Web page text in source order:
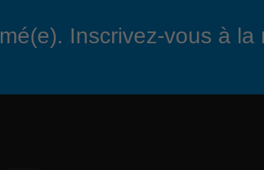
Inscrivez-vous à la